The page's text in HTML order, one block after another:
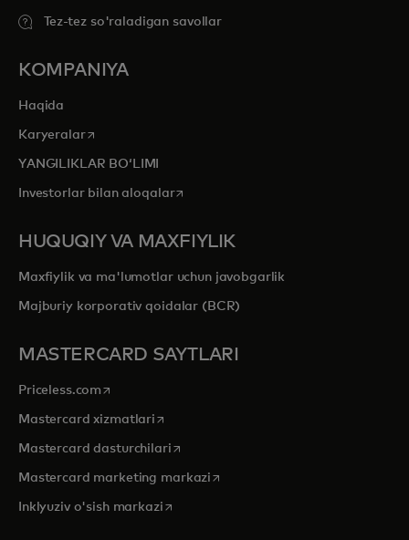
Tez-tez so'raladigan savollar
KOMPANIYA
Haqida
Karyeralaropens in a new tab
YANGILIKLAR BOʻLIMI
Investorlar bilan aloqalaropens in a new tab
HUQUQIY VA MAXFIYLIK
Maxfiylik va ma'lumotlar uchun javobgarlik
Majburiy korporativ qoidalar (BCR)
MASTERCARD SAYTLARI
Priceless.com opens in a new tab
Mastercard xizmatlari opens in a new tab
Mastercard dasturchilariopens in a new tab
Mastercard marketing markazi opens in a new tab
Inklyuziv o'sish markaziopens in a new tab